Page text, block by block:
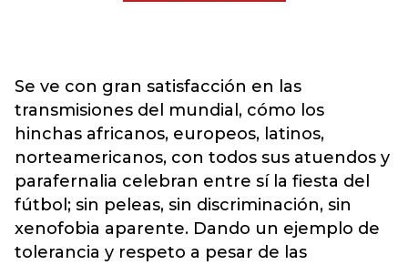
Se ve con gran satisfacción en las
transmisiones del mundial, cómo los
hinchas africanos, europeos, latinos,
norteamericanos, con todos sus atuendos y
parafernalia celebran entre sí la fiesta del
fútbol; sin peleas, sin discriminación, sin
xenofobia aparente. Dando un ejemplo de
tolerancia y respeto a pesar de las